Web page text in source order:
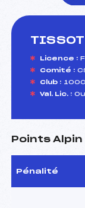
TISSOT
Licence :
Comité :
Club :
Val. Lic. :
Points Alpin
Pénalité